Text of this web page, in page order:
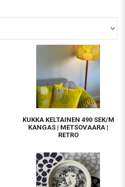
KUKKA KELTAINEN 490 SEK/M
KANGAS | METSOVAARA |
RETRO